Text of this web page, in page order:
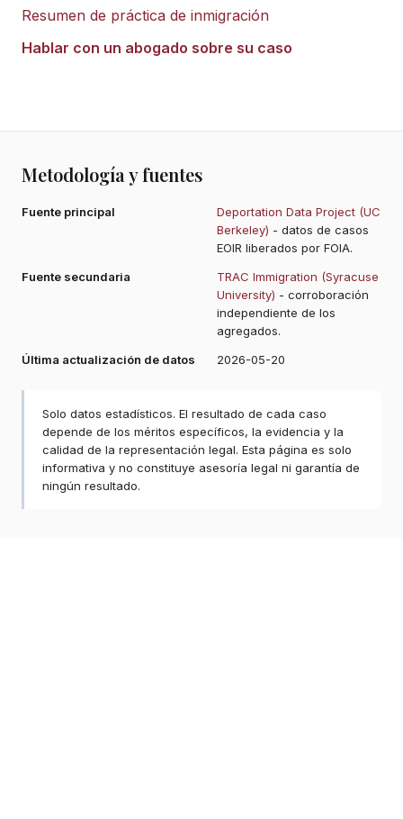
Resumen de práctica de inmigración
Hablar con un abogado sobre su caso
Metodología y fuentes
Fuente principal
Deportation Data Project (UC
Berkeley) - datos de casos
EOIR liberados por FOIA.
Fuente secundaria
TRAC Immigration (Syracuse
University) - corroboración
independiente de los
agregados.
Última actualización de datos
2026-05-20
Solo datos estadísticos. El resultado de cada caso
depende de los méritos específicos, la evidencia y la
calidad de la representación legal. Esta página es solo
informativa y no constituye asesoría legal ni garantía de
ningún resultado.